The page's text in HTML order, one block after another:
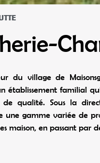
du village de
établissement familial
qualité. Sous la
une gamme variée de
maison, en passant par